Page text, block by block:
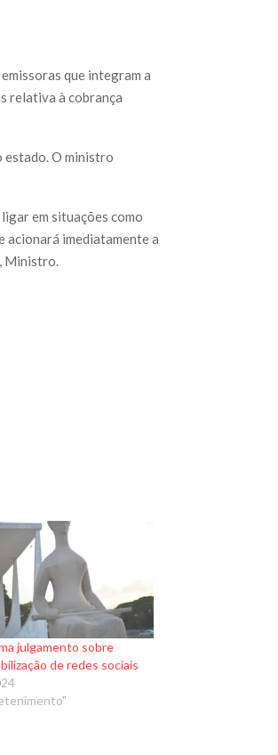
que integram a
relativa à cobrança
estado. O ministro
em situações como
acionará imediatamente a
Ministro.
julgamento sobre
de redes sociais